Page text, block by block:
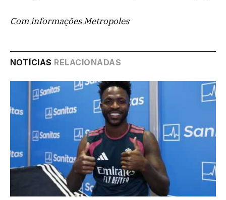
Com informações Metropoles
NOTÍCIAS RELACIONADAS